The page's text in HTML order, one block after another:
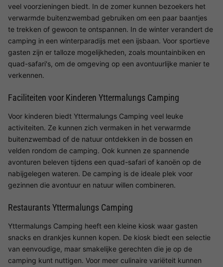
veel voorzieningen biedt. In de zomer kunnen bezoekers het
verwarmde buitenzwembad gebruiken om een paar baantjes
te trekken of gewoon te ontspannen. In de winter verandert de
camping in een winterparadijs met een ijsbaan. Voor sportieve
gasten zijn er talloze mogelijkheden, zoals mountainbiken en
quad-safari's, om de omgeving op een avontuurlijke manier te
verkennen.
Faciliteiten voor Kinderen Yttermalungs Camping
Voor kinderen biedt Yttermalungs Camping veel leuke
activiteiten. Ze kunnen zich vermaken in het verwarmde
buitenzwembad of de natuur ontdekken in de bossen en
velden rondom de camping. Ook kunnen ze spannende
avonturen beleven tijdens een quad-safari of kanoën op de
nabijgelegen wateren. De camping is de ideale plek voor
gezinnen die avontuur en natuur willen combineren.
Restaurants Yttermalungs Camping
Yttermalungs Camping heeft een kleine kiosk waar gasten
snacks en drankjes kunnen kopen. De kiosk biedt een selectie
van eenvoudige, maar smakelijke gerechten die je op de
camping kunt nuttigen. Voor meer culinaire variëteit kunnen